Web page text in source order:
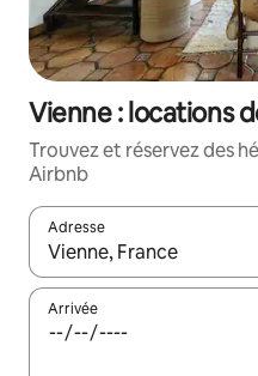
Vienne : locations
Trouvez et réservez des
Airbnb
Adresse
Lorsque les résultats
Arrivée